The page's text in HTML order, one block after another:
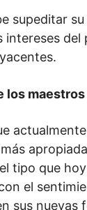
supeditar
intereses del
los maestros
tipo que
el
sus nuevas